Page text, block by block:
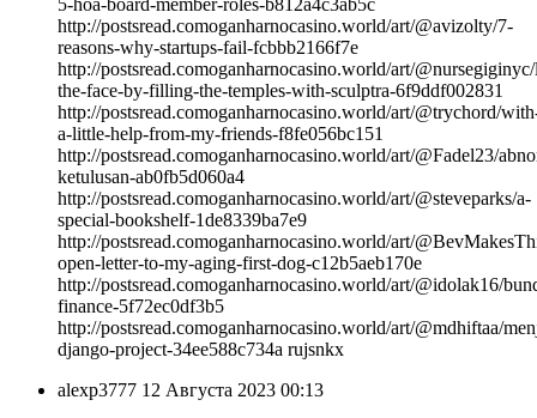
http://postsread.comoganharnocasino.world/art/@avizolty/7-
reasons-why-startups-fail-fcbbb2166f7e
http://postsread.comoganharnocasino.world/art/
the-face-by-filling-the-temples-with-sculptra-6f9ddf002831
http://postsread.comoganharnocasino.world/art/@trychord/
a-little-help-from-my-friends-f8fe056bc151
http://postsread.comoganharnocasino.world/art/@Fadel23/
ketulusan-ab0fb5d060a4
http://postsread.comoganharnocasino.world/art/@steveparks/a-
special-bookshelf-1de8339ba7e9
http://postsread.comoganharnocasino.world/art/
open-letter-to-my-aging-first-dog-c12b5aeb170e
http://postsread.comoganharnocasino.world/art/@idolak16/
finance-5f72ec0df3b5
http://postsread.comoganharnocasino.world/art/@mdhiftaa/
django-project-34ee588c734a rujsnkx
alexp3777 12 Августа 2023 00:13